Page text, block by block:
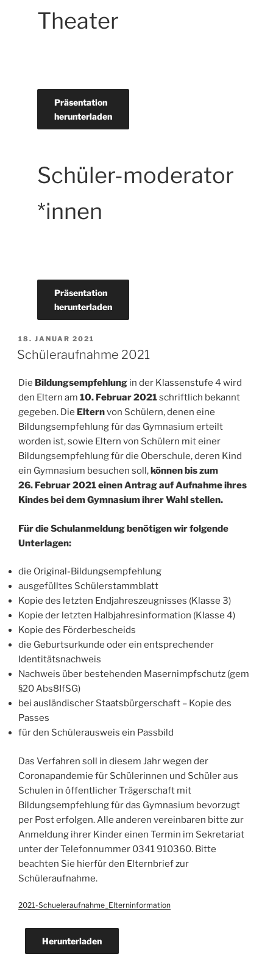
Theater
Präsentation
herunterladen
Schüler-moderator
*innen
Präsentation
herunterladen
VERÖFFENTLICHT
AM
18. JANUAR 2021
Schüleraufnahme 2021
Die Bildungsempfehlung in der Klassenstufe 4 wird
den Eltern am 10. Februar 2021schriftlich bekannt
gegeben. Die Elternvon Schülern, denen eine
Bildungsempfehlung für das Gymnasium erteilt
worden ist, sowie Eltern von Schülern mit einer
Bildungsempfehlung für die Oberschule, deren Kind
ein Gymnasium besuchen soll,können bis zum
26. Februar 2021 einen Antrag auf Aufnahme ihres
Kindes bei dem Gymnasium ihrer Wahl stellen.
Für die Schulanmeldung benötigen wir folgende
Unterlagen:
die Original-Bildungsempfehlung
ausgefülltes Schülerstammblatt
Kopie des letzten Endjahreszeugnisses (Klasse 3)
Kopie der letzten Halbjahresinformation (Klasse 4)
Kopie des Förderbescheids
die Geburtsurkunde oder ein entsprechender
Identitätsnachweis
Nachweis über bestehenden Masernimpfschutz (gem
§20 Abs8IfSG)
bei ausländischer Staatsbürgerschaft – Kopie des
Passes
für den Schülerausweis ein Passbild
Das Verfahren soll in diesem Jahr wegen der
Coronapandemie für Schülerinnen und Schüler aus
Schulen in öffentlicher Trägerschaft mit
Bildungsempfehlung für das Gymnasium bevorzugt
per Post erfolgen. Alle anderen vereinbaren bitte zur
Anmeldung ihrer Kinder einen Termin im Sekretariat
unter der Telefonnummer 0341 910360. Bitte
beachten Sie hierfür den Elternbrief zur
Schüleraufnahme.
2021-Schueleraufnahme_Elterninformation
Herunterladen